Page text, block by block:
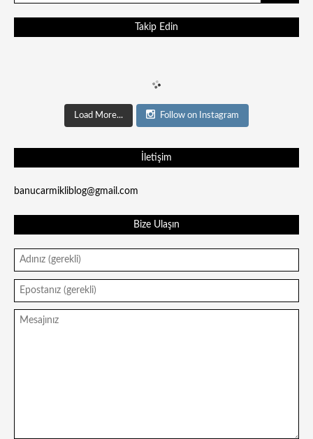
Takip Edin
Load More... Follow on Instagram
İletişim
banucarmikliblog@gmail.com
Bize Ulaşın